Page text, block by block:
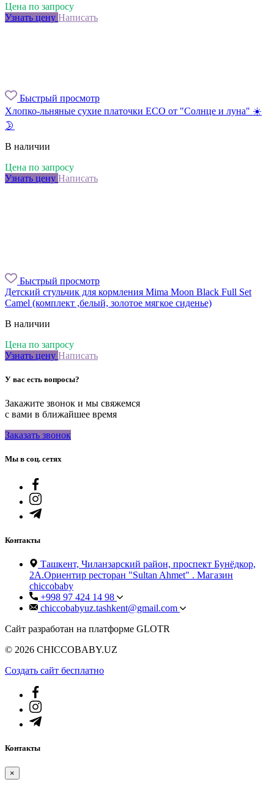
Цена по запросу
Узнать цену Написать
Быстрый просмотр
Хлопко-льняные сухие платочки ECO от "Солнце и луна" ☀️
🌛
В наличии
Цена по запросу
Узнать цену Написать
Быстрый просмотр
Детский стульчик для кормления Mima Moon Black Full Set
Camel (комплект ,белый, золотое мягкое сиденье)
В наличии
Цена по запросу
Узнать цену Написать
У вас есть вопросы?
Закажите звонок и мы свяжемся
с вами в ближайшее время
Заказать звонок
Мы в соц. сетях
Контакты
Ташкент, Чиланзарский район, проспект Бунёдкор,
2А.Ориентир ресторан "Sultan Ahmet" . Магазин
chiccobaby
+998 97 424 14 98
chiccobabyuz.tashkent@gmail.com
Сайт разработан на платформе GLOTR
© 2026 CHICCOBABY.UZ
Создать cайт бесплатно
Контакты
×